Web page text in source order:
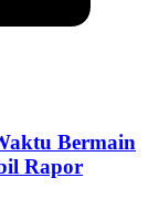
Bermain
Rapor